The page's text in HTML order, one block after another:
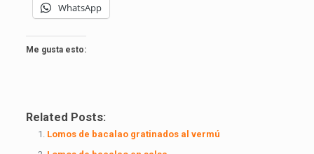
WhatsApp
Me gusta esto:
Related Posts:
Lomos de bacalao gratinados al vermú